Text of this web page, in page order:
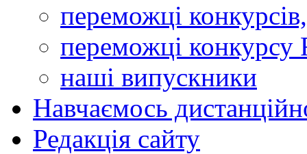
переможці
переможці конкурсу
наші випускники
Навчаємось
Редакція сайту